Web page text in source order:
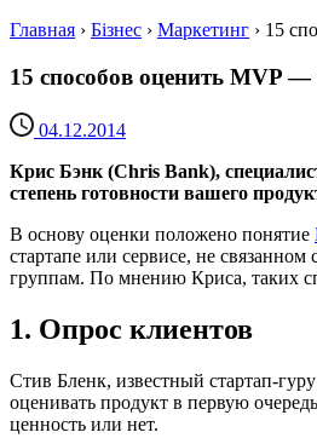
Главная › Бізнес › Маркетинг › 15
15 способов оценить MVP
04.12.2014
Крис Бэнк (Chris Bank),
степень готовности вашего
В основу оценки положено понятие
стартапе или сервисе, не
группам. По мнению Криса, таких
1. Опрос клиентов
Стив Бленк, известный стартап-
оценивать продукт в первую
ценность или нет.